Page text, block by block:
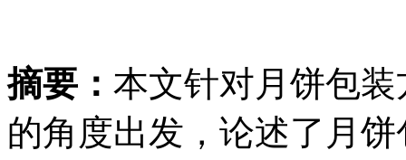
摘要： 本文针对月饼包
的角度出发，论述了月